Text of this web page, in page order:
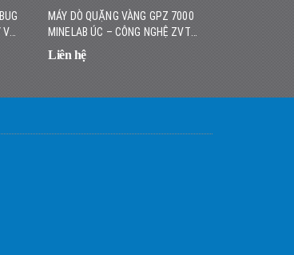
MÁY DÒ QUẶNG VÀNG GPZ 7000
MINELAB ÚC – CÔNG NGHỆ ZVT
HIỆN ĐẠI, ĐỘ SÂU VƯỢT TRỘI
Liên hệ